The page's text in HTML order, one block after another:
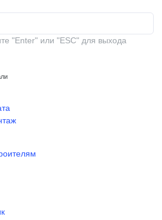
"Enter" или "ESC" для выхода